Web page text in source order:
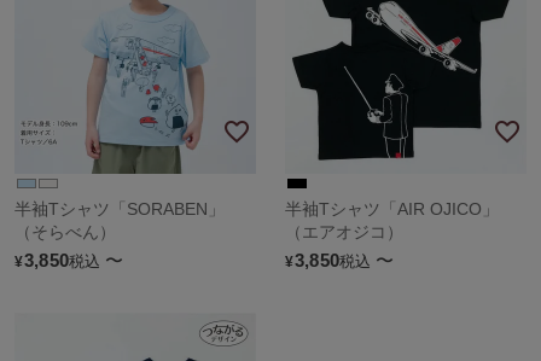
半袖Tシャツ「SORABEN」
（そらべん）
¥3,850税込 〜
半袖Tシャツ「AIR OJICO」
（エアオジコ）
¥3,850税込 〜